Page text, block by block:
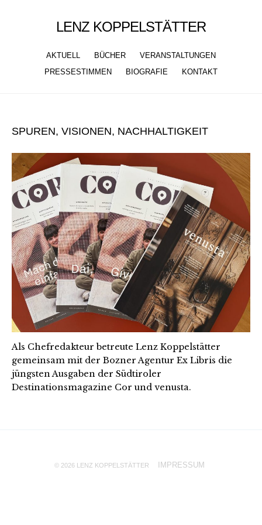
LENZ KOPPELSTÄTTER
AKTUELL BÜCHER
VERANSTALTUNGEN
PRESSESTIMMEN
BIOGRAFIE KONTAKT
content
SPUREN, VISIONEN, NACHHALTIGKEIT
Als Chefredakteur betreute Lenz Koppelstätter
gemeinsam mit der Bozner Agentur Ex Libris die
jüngsten Ausgaben der Südtiroler
Destinationsmagazine Cor und venusta.
© 2026 LENZ KOPPELSTÄTTER IMPRESSUM